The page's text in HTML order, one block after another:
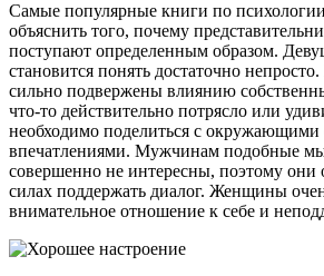
Самые популярные книги по
объяснить того, почему
поступают определенным образом.
становится понять достаточно
сильно подвержены влиянию
что-то действительно потрясло или
необходимо поделиться с
впечатлениями. Мужчинам подобные
совершенно не интересны, поэтому они
силах поддержать диалог. Женщины
внимательное отношение к себе и